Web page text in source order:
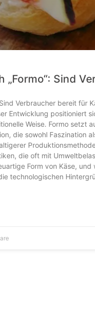
„Formo“: Sind
Verbraucher bereit für
Entwicklung positioniert
Weise. Formo setzt
die sowohl Faszination
die oft mit
Form von Käse,
technologischen